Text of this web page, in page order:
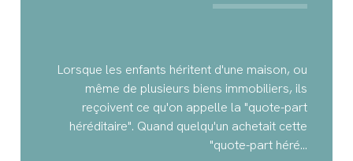
Lorsque les enfants héritent d'une maison, ou
même de plusieurs biens immobiliers, ils
reçoivent ce qu'on appelle la "quote-part
héréditaire". Quand quelqu'un achetait cette
"quote-part héré...